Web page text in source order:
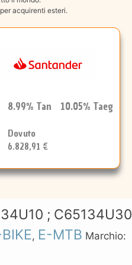
acquirenti esteri.
8.99% Tan 10.05% Taeg
Dovuto
6.828,91 €
; C65134U30
, E-MTB Marchio: